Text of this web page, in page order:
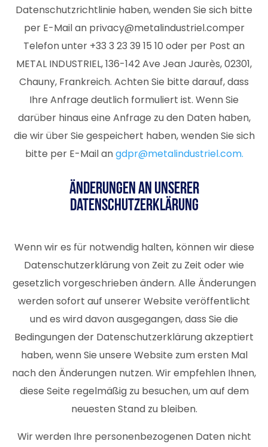
Datenschutzrichtlinie haben, wenden Sie sich bitte
per E-Mail an privacy@metalindustriel.comper
Telefon unter +33 3 23 39 15 10 oder per Post an
METAL INDUSTRIEL, 136-142 Ave Jean Jaurès, 02301,
Chauny, Frankreich. Achten Sie bitte darauf, dass
Ihre Anfrage deutlich formuliert ist. Wenn Sie
darüber hinaus eine Anfrage zu den Daten haben,
die wir über Sie gespeichert haben, wenden Sie sich
bitte per E-Mail angdpr@metalindustriel.com.
Änderungen an unserer
Datenschutzerklärung
Wenn wir es für notwendig halten, können wir diese
Datenschutzerklärung von Zeit zu Zeit oder wie
gesetzlich vorgeschrieben ändern. Alle Änderungen
werden sofort auf unserer Website veröffentlicht
und es wird davon ausgegangen, dass Sie die
Bedingungen der Datenschutzerklärung akzeptiert
haben, wenn Sie unsere Website zum ersten Mal
nach den Änderungen nutzen. Wir empfehlen Ihnen,
diese Seite regelmäßig zu besuchen, um auf dem
neuesten Stand zu bleiben.
Wir werden Ihre personenbezogenen Daten nicht